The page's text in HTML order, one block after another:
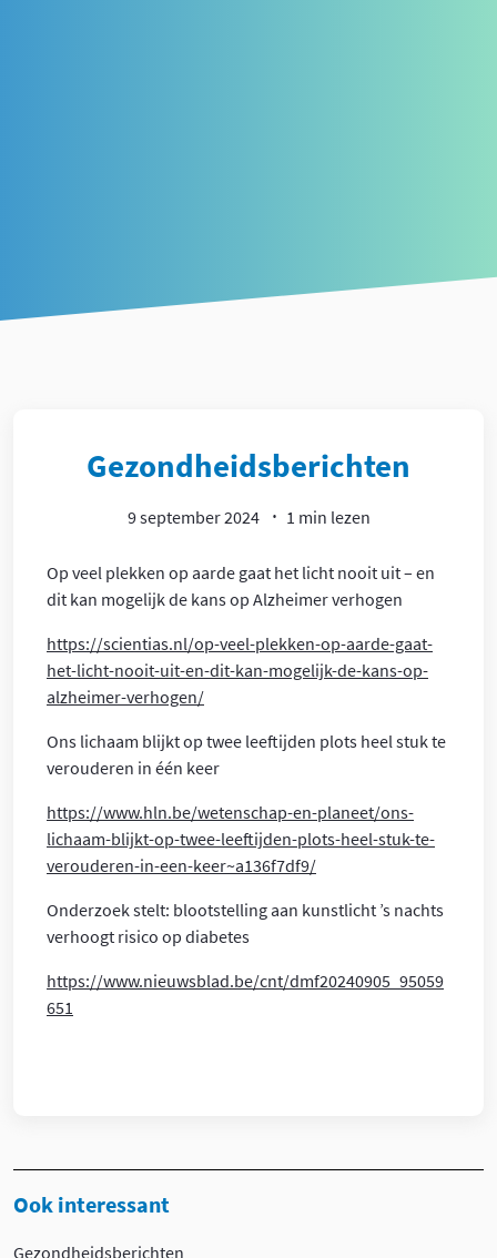
Ook interessant
Gezondheidsberichten
Gezondheidsberichten
9 september 2024 1 min lezen
Op veel plekken op aarde gaat het licht nooit uit – en
dit kan mogelijk de kans op Alzheimer verhogen
https://scientias.nl/op-veel-plekken-op-aarde-gaat-
het-licht-nooit-uit-en-dit-kan-mogelijk-de-kans-op-
alzheimer-verhogen/
Ons lichaam blijkt op twee leeftijden plots heel stuk te
verouderen in één keer
https://www.hln.be/wetenschap-en-planeet/ons-
lichaam-blijkt-op-twee-leeftijden-plots-heel-stuk-te-
verouderen-in-een-keer~a136f7df9/
Onderzoek stelt: blootstelling aan kunstlicht ’s nachts
verhoogt risico op diabetes
https://www.nieuwsblad.be/cnt/dmf20240905_95059
651